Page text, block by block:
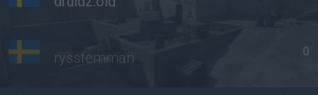
ryssfemman 0